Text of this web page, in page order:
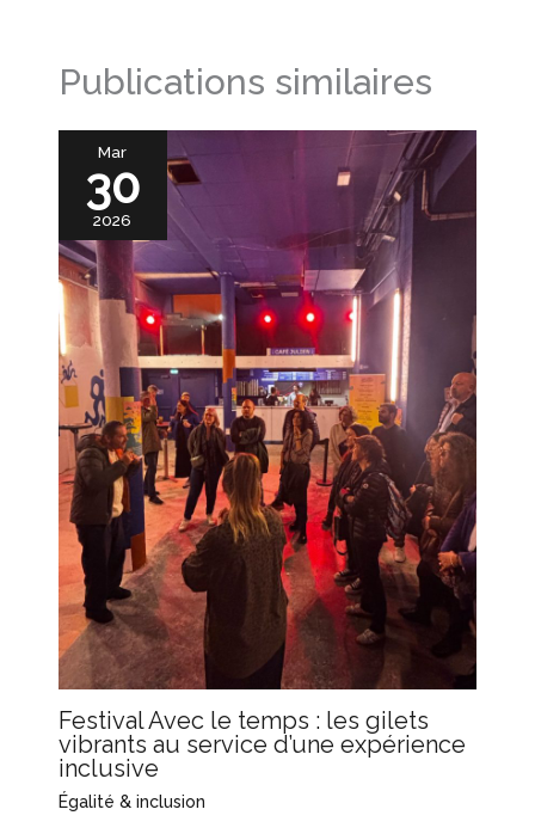
Publications similaires
Mar
30
2026
Festival Avec le temps : les gilets
vibrants au service d’une expérience
inclusive
Égalité & inclusion